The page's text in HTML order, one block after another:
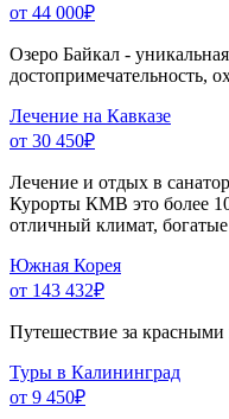
от 44 000₽
Озеро Байкал -
Лечение на Кавказе
от 30 450₽
Лечение и отдых в
Курорты КМВ это более
отличный климат,
Южная Корея
от 143 432₽
Путешествие за
Туры в Калининград
от 9 450₽